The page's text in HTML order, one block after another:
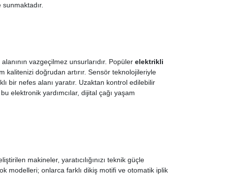
vazgeçilmez unsurlarıdır. Popüler elektrikli
kalitenizi doğrudan artırır. Sensör teknolojileriyle
bir nefes alanı yaratır. Uzaktan kontrol edilebilir
elektronik yardımcılar, dijital çağı yaşam
makineler, yaratıcılığınızı teknik güçle
modelleri; onlarca farklı dikiş motifi ve otomatik iplik